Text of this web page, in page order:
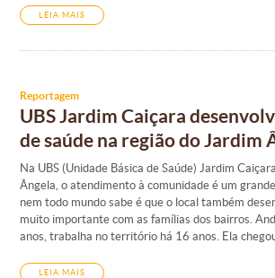
LEIA MAIS
Reportagem
UBS Jardim Caiçara
de saúde na região do Jardim
Na UBS (Unidade Básica de Saúde) Jardim
Ângela, o atendimento à comunidade é um
nem todo mundo sabe é que o local também
muito importante com as famílias dos bairros.
anos, trabalha no território há 16 anos. Ela
LEIA MAIS